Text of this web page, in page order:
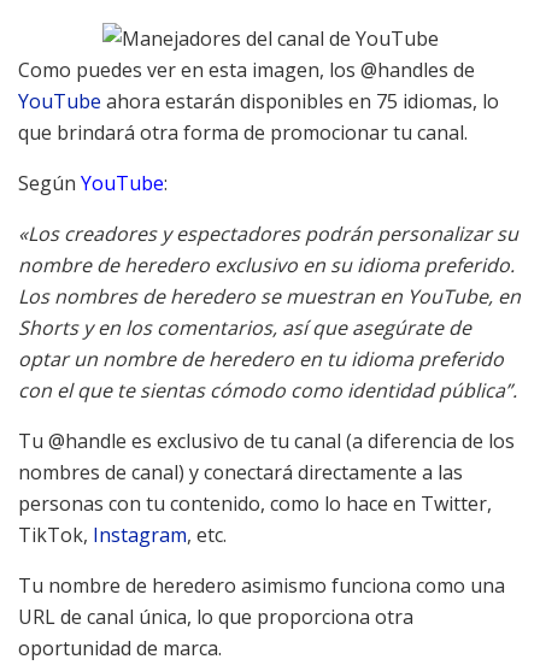
Como puedes ver en esta imagen, los @handles de
YouTube ahora estarán disponibles en 75 idiomas, lo
que brindará otra forma de promocionar tu canal.
Según YouTube:
«Los creadores y espectadores podrán personalizar su
nombre de heredero exclusivo en su idioma preferido.
Los nombres de heredero se muestran en YouTube, en
Shorts y en los comentarios, así que asegúrate de
optar un nombre de heredero en tu idioma preferido
con el que te sientas cómodo como identidad pública”.
Tu @handle es exclusivo de tu canal (a diferencia de los
nombres de canal) y conectará directamente a las
personas con tu contenido, como lo hace en Twitter,
TikTok, Instagram, etc.
Tu nombre de heredero asimismo funciona como una
URL de canal única, lo que proporciona otra
oportunidad de marca.